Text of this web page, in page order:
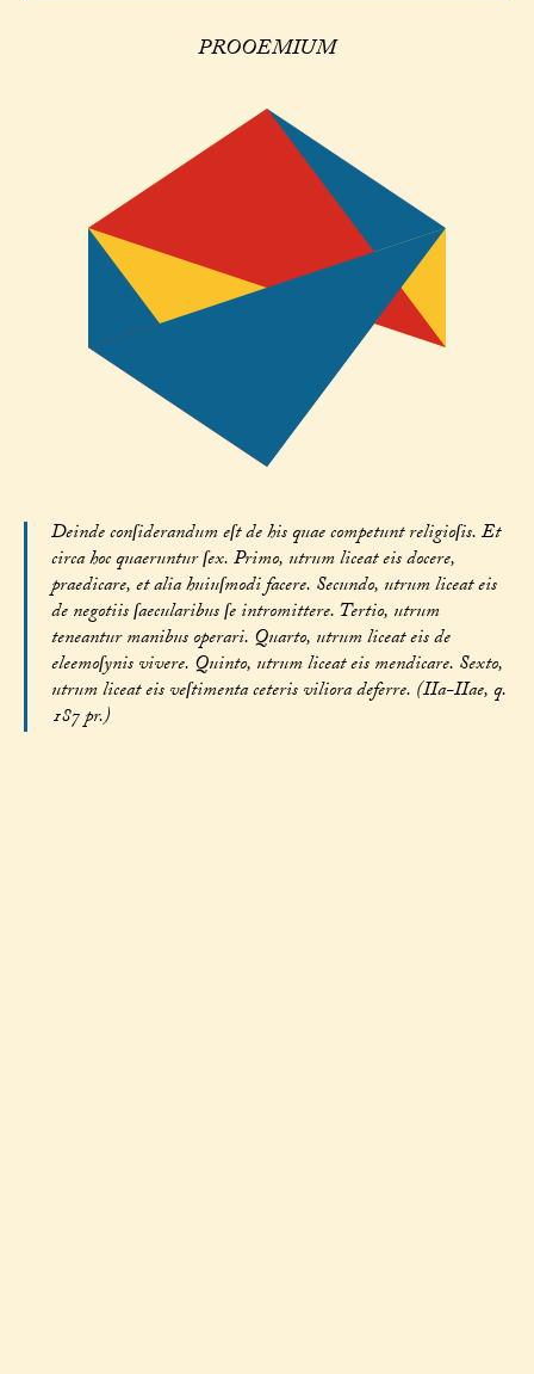
PROOEMIUM
Deinde conſiderandum eſt de his quae competunt religioſis. Et
circa hoc quaeruntur ſex. Primo, utrum liceat eis docere,
praedicare, et alia huiuſmodi facere. Secundo, utrum liceat eis
de negotiis ſaecularibus ſe intromittere. Tertio, utrum
teneantur manibus operari. Quarto, utrum liceat eis de
eleemoſynis vivere. Quinto, utrum liceat eis mendicare. Sexto,
utrum liceat eis veſtimenta ceteris viliora deferre. (IIa-IIae, q.
187 pr.)